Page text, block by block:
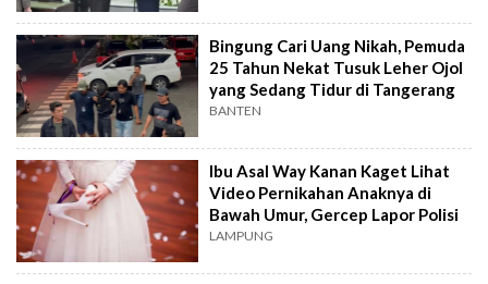
Bingung Cari Uang Nikah, Pemuda
25 Tahun Nekat Tusuk Leher Ojol
yang Sedang Tidur di Tangerang
BANTEN
Ibu Asal Way Kanan Kaget Lihat
Video Pernikahan Anaknya di
Bawah Umur, Gercep Lapor Polisi
LAMPUNG